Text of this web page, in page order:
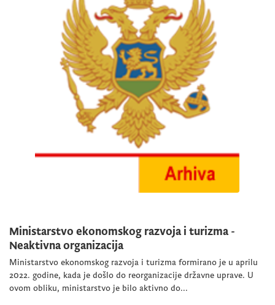
Мinistarstvo ekonomskog razvoja i turizma -
Neaktivna organizacija
Ministarstvo ekonomskog razvoja i turizma formirano je u aprilu
2022. godine, kada je došlo do reorganizacije državne uprave. U
ovom obliku, ministarstvo je bilo aktivno do...